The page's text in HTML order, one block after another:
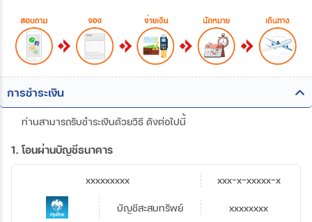
การชำระเงิน
ท่านสามารถรับชำระเงินด้วยวิธี ดังต่อไปนี้
1. โอนผ่านบัญชีธนาคาร
บัญชีสะสมทรัพย์
xxxxxxxxx
xxxxxxxx
xxx-x-xxxxx-x